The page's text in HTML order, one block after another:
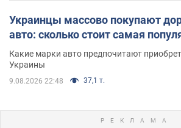
Украинцы массово покупают
авто: сколько стоит самая
Какие марки авто предпочитают
Украины
9.08.2026 22:48 37,1 т.